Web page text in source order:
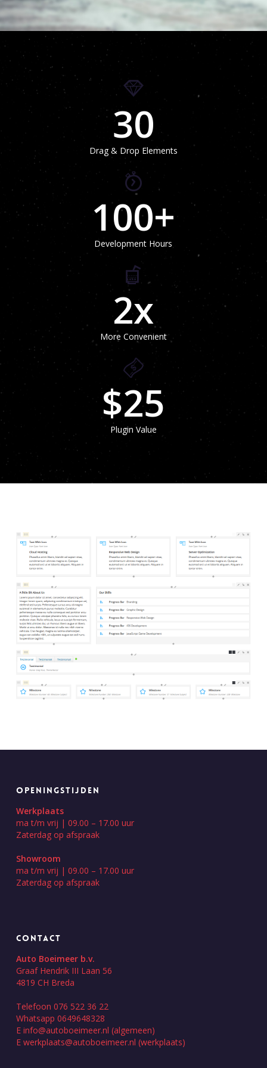
30
Drag & Drop Elements
100+
Development Hours
2x
More Convenient
$25
Plugin Value
OPENINGSTIJDEN
Werkplaats
ma t/m vrij | 09.00 – 17.00 uur
Zaterdag op afspraak
Showroom
ma t/m vrij | 09.00 – 17.00 uur
Zaterdag op afspraak
CONTACT
Auto Boeimeer b.v.
Graaf Hendrik III Laan 56
4819 CH Breda
Telefoon 076 522 36 22
Whatsapp 0649648328
E info@autoboeimeer.nl (algemeen)
E werkplaats@autoboeimeer.nl (werkplaats)